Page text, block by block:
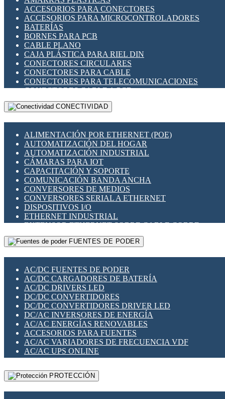
INDICADORES PARA PANEL
INTERFACES DE RELÉ
INTERRUPTORES FIN DE CARRERA
LLAVES CONMUTADORAS
MEDIDORES DE ENERGÍA Y TC'S DE CORRIENTE
MOTORES PASO A PASO
PANTALLAS HMI
PLC -CONTROLADORES LÓGICO PROGRAMABLES
PROGRAMADORES DE HORARIO
RELÉS DE PROTECCIÓN
SENSORES CAPACITIVOS
SENSORES INDUCTIVOS
TEMPORIZADORES
VARIACS
VARIADORES DE FRECUENCIA [VDF]
SECCIONADORES - INTERRUPTORES
MAQUINARIA
ACCESORIOS PARA CONECTORES
ACCESORIOS PARA MICROCONTROLADORES
BATERÍAS
BORNES PARA PCB
CABLE PLANO
CAJA PLÁSTICA PARA RIEL DIN
CONECTORES CIRCULARES
CONECTORES PARA CABLE
CONECTORES PARA TELECOMUNICACIONES
CONECTORES CABLE A PCB
CONECTORES PCB A CABLE
DIP SWITCHES
HERRAMIENTAS VARIAS
ILUMINACIÓN LED
INTERRUPTORES REED
INTERFACES DE RELÉ
OTROS RELÉS
PROTECCIÓN TÉRMICA
RELÉS AUTOMOTRICES
RELÉS DE SEÑAL
RELÉS DE ESTADO SÓLIDO SSR
RELÉS INDUSTRIALES
RELÉS MINIATURA DE POTENCIA
SENSORES MAGNÉTICOS
SWITCH Y MICROSWITCH
TARJETAS PI
UNIÓN Y DERIVACIÓN DE CABLE
CONECTIVIDAD
ALIMENTACIÓN POR ETHERNET (POE)
AUTOMATIZACIÓN DEL HOGAR
AUTOMATIZACIÓN INDUSTRIAL
CÁMARAS PARA IOT
CAPACITACIÓN Y SOPORTE
COMUNICACIÓN BANDA ANCHA
CONVERSORES DE MEDIOS
CONVERSORES SERIAL A ETHERNET
DISPOSITIVOS I/O
ETHERNET INDUSTRIAL
EXTENSOR ETHERNET SOBRE CABLE COBRE
GATEWAY LORAWAN
GESTIÓN DE REDES
PLACAS MODULARES IOT
SWITCHES Y REDES WIFI
SOLUCIONES IOT
SOLUCIONES LORAWAN
SOLUCIONES RED CELULAR
SEGURIDAD PARA REDES
SWITCHES LAN
TELEFONÍA IP (VOIP)
VIGILANCIA IP (CCTV)
MESHTASTIC
FUENTES DE PODER
AC/DC FUENTES DE PODER
AC/DC CARGADORES DE BATERÍA
AC/DC DRIVERS LED
DC/DC CONVERTIDORES
DC/DC CONVERTIDORES DRIVER LED
DC/AC INVERSORES DE ENERGÍA
AC/AC ENERGÍAS RENOVABLES
ACCESORIOS PARA FUENTES
AC/AC VARIADORES DE FRECUENCIA VDF
AC/AC UPS ONLINE
PROTECCIÓN